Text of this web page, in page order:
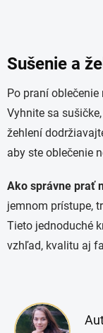
Sušenie a
Po praní oblečenie
Vyhnite sa
žehlení
aby ste oblečenie
Ako správne prať
jemnom prístupe,
Tieto jednoduché
vzhľad, kvalitu aj